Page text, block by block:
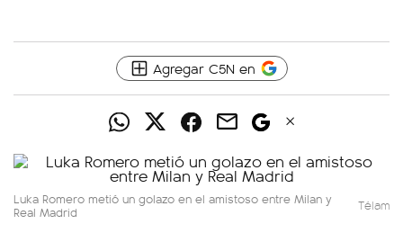
Agregar C5N en
Luka Romero metió un golazo en el amistoso entre Milan y
Real Madrid Télam